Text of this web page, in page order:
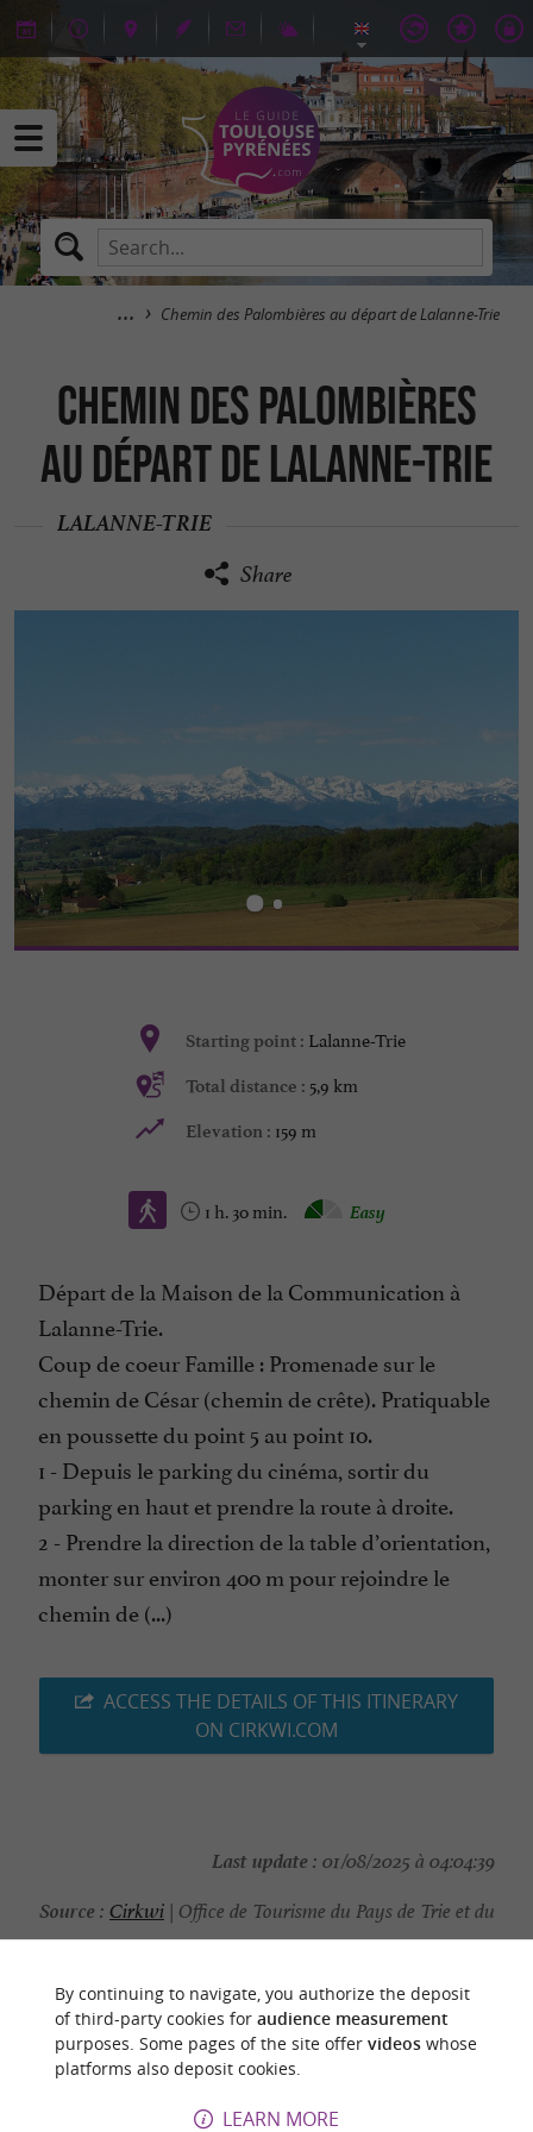
Chemin des Palombières au départ de Lalanne-Trie
Chemin des Palombières
au départ de Lalanne-Trie
LALANNE-TRIE
Share
Starting point : Lalanne-Trie
Total distance : 5,9 km
Elevation : 159 m
1 h. 30 min. Easy
Départ de la Maison de la Communication à
Lalanne-Trie.
Coup de coeur Famille : Promenade sur le
chemin de César (chemin de crête). Pratiquable
en poussette du point 5 au point 10.
1 - Depuis le parking du cinéma, sortir du
parking en haut et prendre la route à droite.
2 - Prendre la direction de la table d’orientation,
monter sur environ 400 m pour rejoindre le
chemin de (...)
ACCESS THE DETAILS OF THIS ITINERARY
ON CIRKWI.COM
Last update : 01/08/2025 à 04:04:39
Source : Cirkwi | Office de Tourisme du Pays de Trie et du
Magnoac
Photo credit :Office de Tourisme
By continuing to navigate, you authorize the deposit
of third-party cookies for audience measurement
purposes. Some pages of the site offer videoswhose
platforms also deposit cookies.
LEARN MORE